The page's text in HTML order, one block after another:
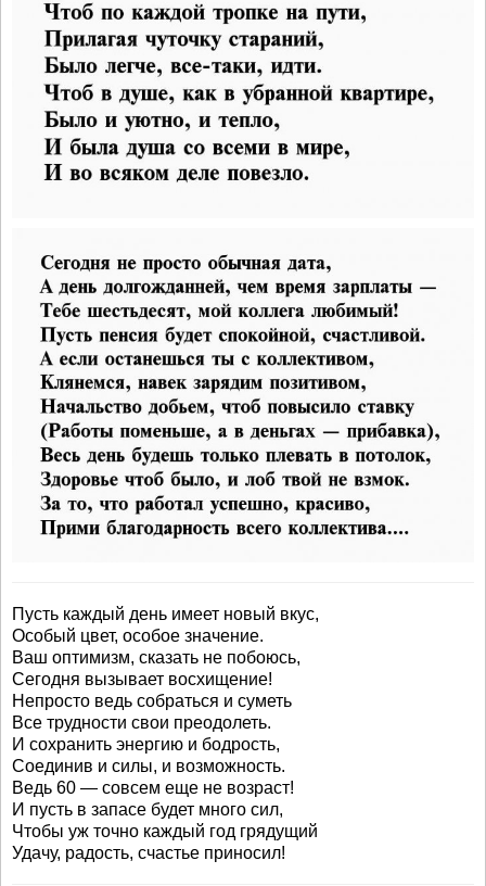
Пусть каждый день имеет новый вкус,
Особый цвет, особое значение.
Ваш оптимизм, сказать не побоюсь,
Сегодня вызывает восхищение!
Непросто ведь собраться и суметь
Все трудности свои преодолеть.
И сохранить энергию и бодрость,
Соединив и силы, и возможность.
Ведь 60 — совсем еще не возраст!
И пусть в запасе будет много сил,
Чтобы уж точно каждый год грядущий
Удачу, радость, счастье приносил!